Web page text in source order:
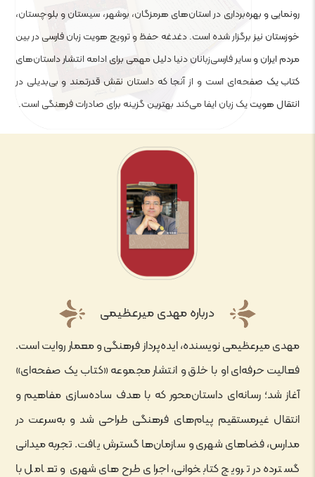
رونمایی و بهره‌برداری در استان‌های هرمزگان، بوشهر، سیستان و بلوچستان،
خوزستان نیز برگزار شده است. دغدغه حفظ و ترویج هویت زبان فارسی در بین
مردم ایران و سایر فارسی‌زبانان دنیا دلیل مهمی برای ادامه انتشار داستان‌های
کتاب‌ یک صفحه‌‎ای است و از آنجا که داستان نقش قدرتمند و بی‌بدیلی در
انتقال هویت یک زبان ایفا می‌کند بهترین گزینه برای صادرات فرهنگی است.
درباره مهدی میرعظیمی
مهدی میرعظیمی نویسنده، ایده‌پرداز فرهنگی و معمار روایت است.
فعالیت حرفه‌ای او با خلق و انتشار مجموعه «کتاب یک صفحه‌ای»
آغاز شد؛ رسانه‌ای داستان‌محور که با هدف ساده‌سازی مفاهیم و
انتقال غیرمستقیم پیام‌های فرهنگی طراحی شد و به‌سرعت در
مدارس، فضاهای شهری و سازمان‌ها گسترش یافت. تجربه میدانی
گسترده در ترویج کتابخوانی، اجرای طرح‌های شهری و تعامل با